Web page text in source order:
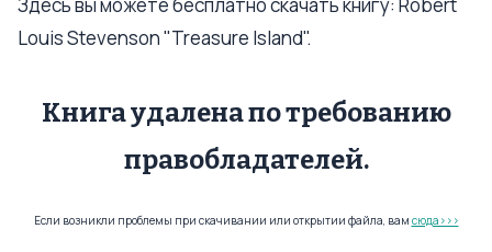
Louis Stevenson "Treasure Island".
Книга удалена по требованию
правобладателей.
Если возникли проблемы при скачивании или открытии файла, вам сюда>>>